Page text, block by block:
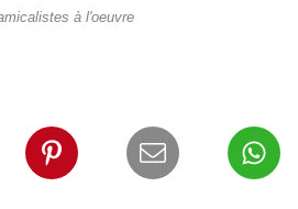
à l'oeuvre